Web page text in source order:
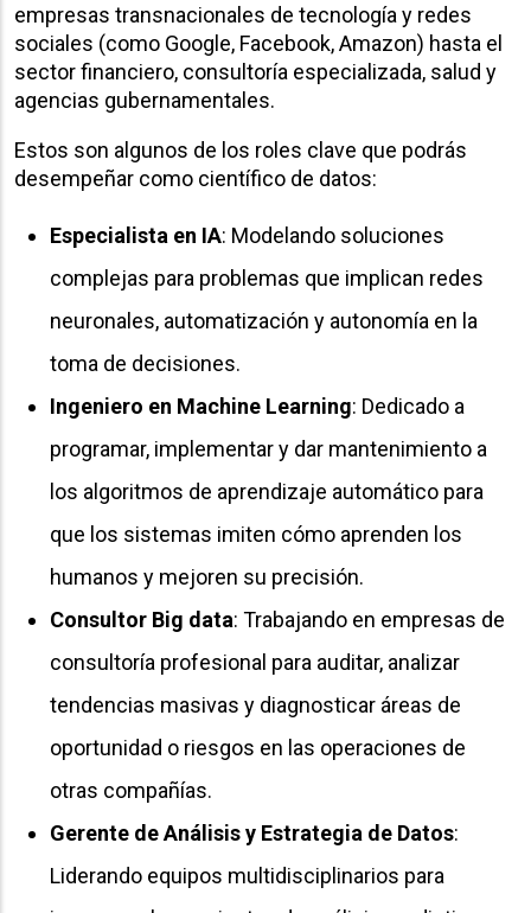
empresas transnacionales de tecnología y redes
sociales (como Google, Facebook, Amazon) hasta el
sector financiero, consultoría especializada, salud y
agencias gubernamentales.
Estos son algunos de los roles clave que podrás
desempeñar como científico de datos:
Especialista en IA: Modelando soluciones
complejas para problemas que implican redes
neuronales, automatización y autonomía en la
toma de decisiones.
Ingeniero en Machine Learning: Dedicado a
programar, implementar y dar mantenimiento a
los algoritmos de aprendizaje automático para
que los sistemas imiten cómo aprenden los
humanos y mejoren su precisión.
Consultor Big data: Trabajando en empresas de
consultoría profesional para auditar, analizar
tendencias masivas y diagnosticar áreas de
oportunidad o riesgos en las operaciones de
otras compañías.
Gerente de Análisis y Estrategia de Datos:
Liderando equipos multidisciplinarios para